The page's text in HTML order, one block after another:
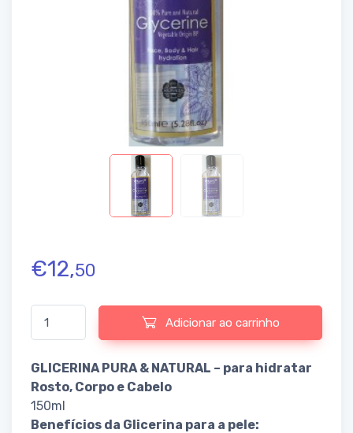
€12,50
Quantidade de GLYCERINA PURA & NATURAL para Hidratar
Adicionar ao carrinho
GLICERINA PURA & NATURAL – para hidratar
Rosto, Corpo e Cabelo
150ml
Benefícios da Glicerina para a pele: